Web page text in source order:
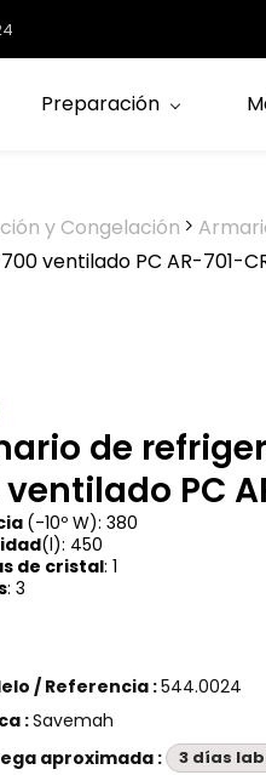
Preparación
y Congelación
ventilado PC AR-701-
de
ventilado PC
(-10º W): 380
(l): 450
de cristal: 1
: 3
/ Referencia :544.0024
:Savemah
aproximada :
3 días